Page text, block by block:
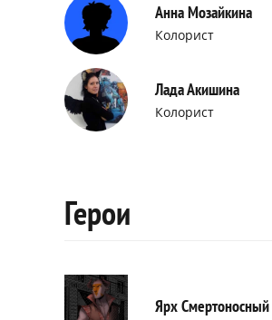
Анна Мозайкина
Колорист
Лада Акишина
Колорист
Герои
Ярх Смертоносный